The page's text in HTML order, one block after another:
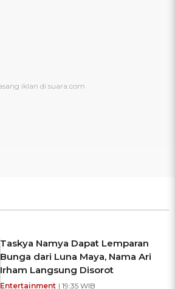
Taskya Namya Dapat Lemparan
Bunga dari Luna Maya, Nama Ari
Irham Langsung Disorot
Entertainment | 19:35 WIB